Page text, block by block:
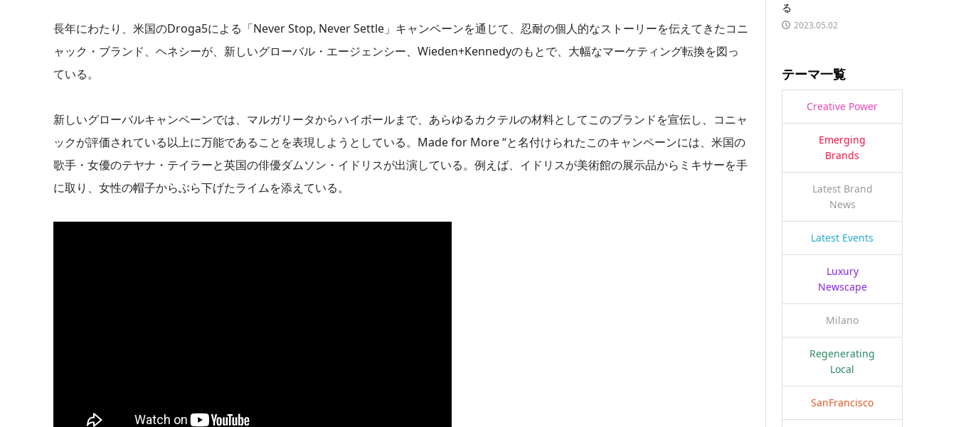
長年にわたり、米国のDroga5による「Never Stop, Never Settle」キャンペーンを通じて、忍耐の個人的なストーリーを伝えてきたコニ
ャック・ブランド、ヘネシーが、新しいグローバル・エージェンシー、Wieden+Kennedyのもとで、大幅なマーケティング転換を図っ
ている。
新しいグローバルキャンペーンでは、マルガリータからハイボールまで、あらゆるカクテルの材料としてこのブランドを宣伝し、コニャ
ックが評価されている以上に万能であることを表現しようとしている。Made for More “と名付けられたこのキャンペーンには、米国の
歌手・女優のテヤナ・テイラーと英国の俳優ダムソン・イドリスが出演している。例えば、イドリスが美術館の展示品からミキサーを手
に取り、女性の帽子からぶら下げたライムを添えている。
る
2023.05.02
テーマ一覧
Creative Power
Emerging
Brands
Latest Brand
News
Latest Events
Luxury
Newscape
Milano
Regenerating
Local
SanFrancisco